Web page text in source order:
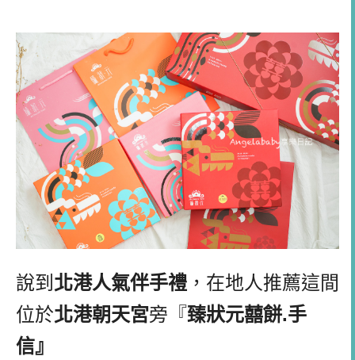
說到 北港人氣伴手禮 ，在地人推薦這間
位於北港朝天宮旁『臻狀元囍餅.手
信』